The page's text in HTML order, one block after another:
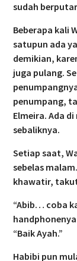
sudah
Beberapa kali
satupun ada
demikian,
juga pulang.
penumpang,
Elmeira. Ada
sebaliknya.
Setiap saat,
sebelas
khawatir,
“Abib… coba
“Baik Ayah.”
Habibi pun